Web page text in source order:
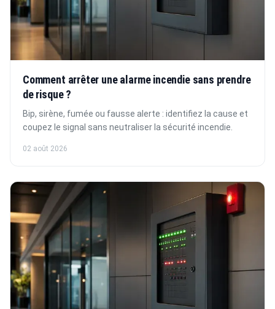
Comment arrêter une alarme incendie sans prendre
de risque ?
Bip, sirène, fumée ou fausse alerte : identifiez la cause et
coupez le signal sans neutraliser la sécurité incendie.
02 août 2026